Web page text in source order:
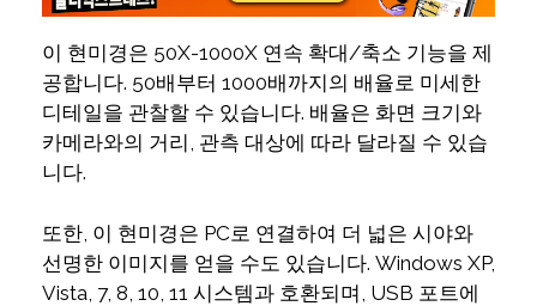
이 현미경은 50X-1000X 연속 확대/축소 기능을 제
공합니다. 50배부터 1000배까지의 배율로 미세한
디테일을 관찰할 수 있습니다. 배율은 화면 크기와
카메라와의 거리, 관측 대상에 따라 달라질 수 있습
니다.
또한, 이 현미경은 PC로 연결하여 더 넓은 시야와
선명한 이미지를 얻을 수도 있습니다. Windows XP,
Vista, 7, 8, 10, 11 시스템과 호환되며, USB 포트에